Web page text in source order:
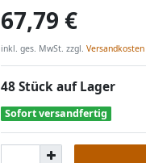
67,79 €
inkl. ges. MwSt. zzgl. Versandkosten
48 Stück auf Lager
Sofort versandfertig